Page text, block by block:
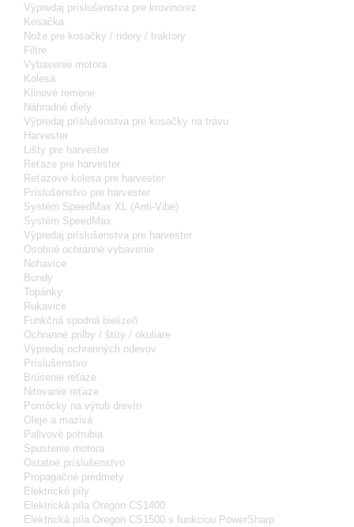
Výpredaj príslušenstva pre krovinorez
Kosačka
Nože pre kosačky / ridery / traktory
Filtre
Vybavenie motora
Kolesá
Klinové remene
Náhradné diely
Výpredaj príslušenstva pre kosačky na trávu
Harvester
Lišty pre harvester
Reťaze pre harvester
Reťazové kolesa pre harvester
Príslušenstvo pre harvester
Systém SpeedMax XL (Anti-Vibe)
Systém SpeedMax
Výpredaj príslušenstva pre harvester
Osobné ochranné vybavenie
Nohavice
Bundy
Topánky
Rukavice
Funkčná spodná bielizeň
Ochranné prilby / štíty / okuliare
Výpredaj ochranných odevov
Príslušenstvo
Brúsenie reťaze
Nitovanie reťaze
Pomôcky na výrub drevín
Oleje a mazivá
Palivové potrubia
Spustenie motora
Ostatné príslušenstvo
Propagačné predmety
Elektrické píly
Elektrická píla Oregon CS1400
Elektrická píla Oregon CS1500 s funkciou PowerSharp